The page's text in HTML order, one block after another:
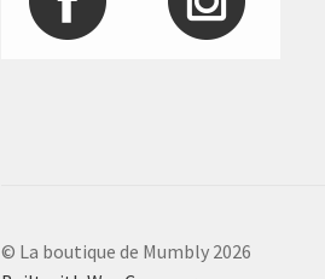
© La boutique de Mumbly 2026